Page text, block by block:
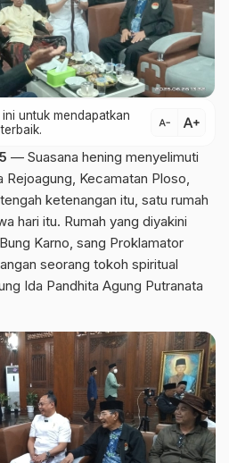
untuk mendapatkan
text_decrease text_increase
— Suasana hening menyelimuti
Kecamatan Ploso,
ketenangan itu, satu rumah
hari itu. Rumah yang diyakini
Karno, sang Proklamator
seorang tokoh spiritual
Ida Pandhita Agung Putranata